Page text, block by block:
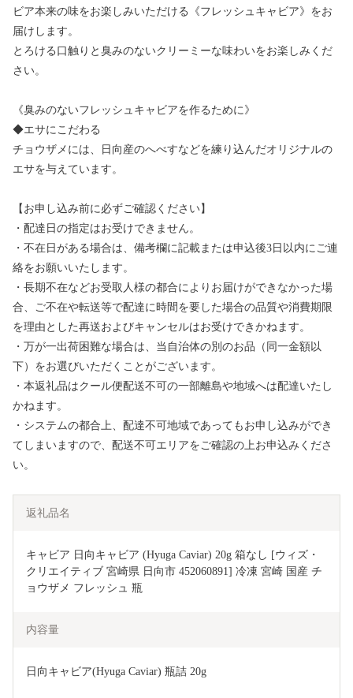
ビア本来の味をお楽しみいただける《フレッシュキャビア》をお
届けします。
とろける口触りと臭みのないクリーミーな味わいをお楽しみくだ
さい。
《臭みのないフレッシュキャビアを作るために》
◆エサにこだわる
チョウザメには、日向産のへべすなどを練り込んだオリジナルの
エサを与えています。
【お申し込み前に必ずご確認ください】
・配達日の指定はお受けできません。
・不在日がある場合は、備考欄に記載または申込後3日以内にご連
絡をお願いいたします。
・長期不在などお受取人様の都合によりお届けができなかった場
合、ご不在や転送等で配達に時間を要した場合の品質や消費期限
を理由とした再送およびキャンセルはお受けできかねます。
・万が一出荷困難な場合は、当自治体の別のお品（同一金額以
下）をお選びいただくことがございます。
・本返礼品はクール便配送不可の一部離島や地域へは配達いたし
かねます。
・システムの都合上、配達不可地域であってもお申し込みができ
てしまいますので、配送不可エリアをご確認の上お申込みくださ
い。
返礼品名
キャビア 日向キャビア (Hyuga Caviar) 20g 箱なし [ウィズ・
クリエイティブ 宮崎県 日向市 452060891] 冷凍 宮崎 国産 チ
ョウザメ フレッシュ 瓶
内容量
日向キャビア(Hyuga Caviar) 瓶詰 20g